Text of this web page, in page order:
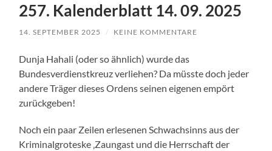
257. Kalenderblatt 14. 09. 2025
14. SEPTEMBER 2025 / KEINE KOMMENTARE
Dunja Hahali (oder so ähnlich) wurde das
Bundesverdienstkreuz verliehen? Da müsste doch jeder
andere Träger dieses Ordens seinen eigenen empört
zurückgeben!
Noch ein paar Zeilen erlesenen Schwachsinns aus der
Kriminalgroteske ‚Zaungast und die Herrschaft der